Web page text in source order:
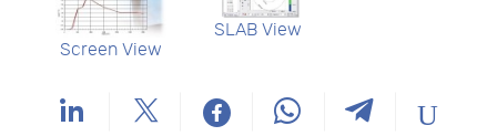
Screen View
SLAB View